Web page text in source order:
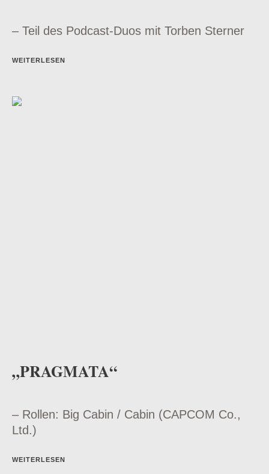
– Teil des Podcast-Duos mit Torben Sterner
WEITERLESEN
„PRAGMATA“
– Rollen: Big Cabin / Cabin (CAPCOM Co.,
Ltd.)
WEITERLESEN